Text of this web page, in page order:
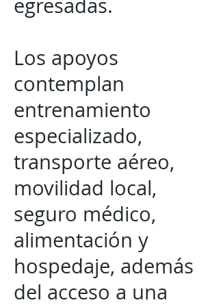
egresadas.
Los apoyos
contemplan
entrenamiento
especializado,
transporte aéreo,
movilidad local,
seguro médico,
alimentación y
hospedaje, además
del acceso a una